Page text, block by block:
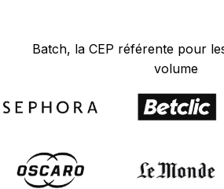
Batch, la CEP référente pour
volume